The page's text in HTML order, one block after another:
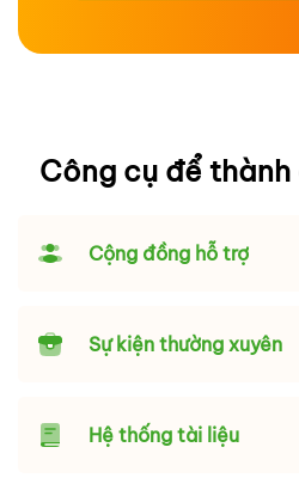
Công cụ để thành
Cộng đồng hỗ trợ
Sự kiện thường xuyên
Hệ thống tài liệu